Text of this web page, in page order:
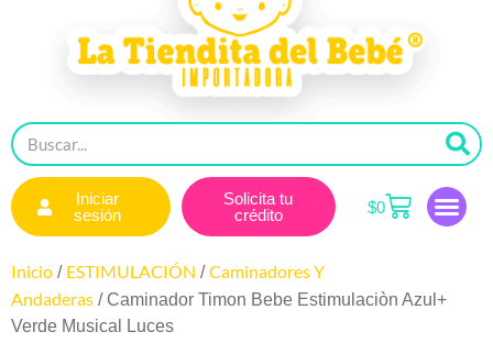
Iniciar
sesión
Solicita tu
crédito
$0
Inicio / ESTIMULACIÓN /Caminadores Y
Andaderas / Caminador Timon Bebe Estimulaciòn Azul+
Verde Musical Luces